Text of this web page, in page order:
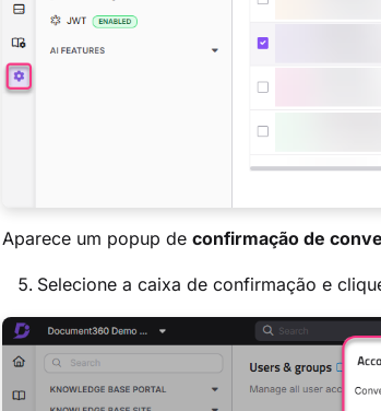
Aparece um popup de confirmação de
Selecione a caixa de confirmação e